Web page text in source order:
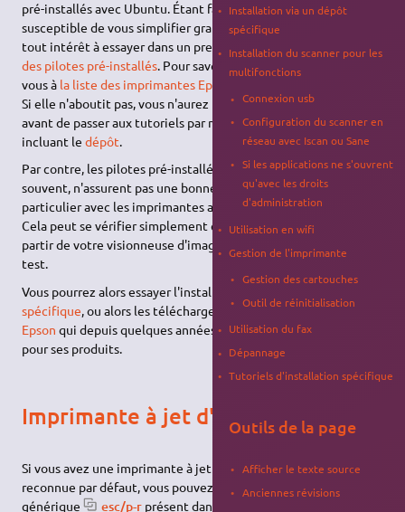
pré-installés avec Ubuntu. Étant facile à mettre en œuvre et
susceptible de vous simplifier grandement la vie, vous avez
tout intérêt à essayer dans un premier temps, cette
méthode
des pilotes pré-installés . Pour savoir si c'est le cas reportez-
vous à la liste des imprimantes Epson
Si elle n'aboutit pas, vous n'aurez perdu que quelques minutes
avant de passer aux tutoriels par modèles ou à la méthode
incluant ledépôt
Par contre, les pilotes pré-installés CUPS+Gutenprint bien
souvent, n'assurent pas une bonne gestion des couleurs, en
particulier avec les imprimantes ayant cinq couleurs ou plus.
Cela peut se vérifier simplement en imprimant une image à
partir de votre visionneuse d'image ou en réalisant une page de
test.
Vous pourrez alors essayer l'installation de pilotes via
spécifique, ou alors les télécharger sur le site du constructeur
Epson qui depuis quelques années propose des pilotes Linux
pour ses produits.
Imprimante à jet d'encre
Si vous avez une imprimante à jet d'encre qui n'est pas
reconnue par défaut, vous pouvez essayer d'
installer le pilote
générique
esc/p-rprésent dans les dépôts officiels ainsi que
Installation via un dépôt
spécifique
Installation du scanner pour les
multifonctions
Connexion usb
Configuration du scanner en
réseau avec Iscan ou Sane
Si les applications ne s'ouvrent
qu'avec les droits
d'administration
Utilisation en wifi
Gestion de l'imprimante
Gestion des cartouches
Outil de réinitialisation
Utilisation du fax
Dépannage
Tutoriels d'installation spécifique
Outils de la page
Afficher le texte source
Anciennes révisions